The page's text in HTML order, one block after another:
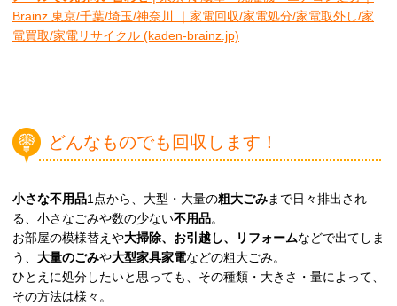
Brainz 東京/千葉/埼玉/神奈川 ｜家電回収/家電処分/家電取外し/家
電買取/家電リサイクル (kaden-brainz.jp)
どんなものでも回収します！
小さな不用品1点から、大型・大量の粗大ごみまで日々排出され
る、小さなごみや数の少ない不用品。
お部屋の模様替えや大掃除、お引越し、リフォームなどで出てしま
う、 大量のごみや大型家具家電などの粗大ごみ。
ひとえに処分したいと思っても、その種類・大きさ・量によって、
その方法は様々。